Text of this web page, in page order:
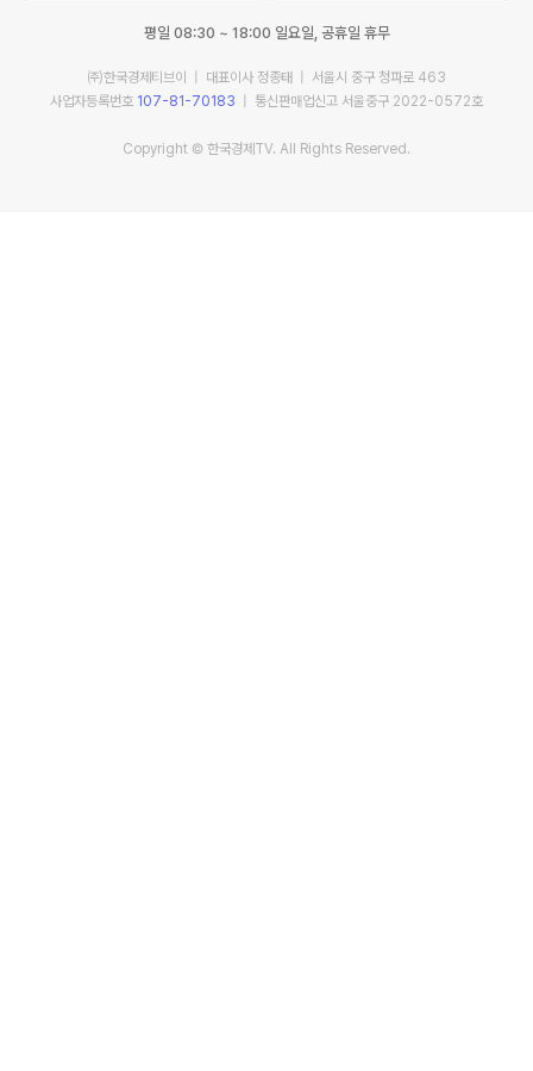
평일 08:30 ~ 18:00 일요일, 공휴일 휴무
㈜한국경제티브이 | 대표이사 정종태 | 서울시 중구 청파로 463
사업자등록번호 107-81-70183 | 통신판매업신고 서울중구 2022-0572호
Copyright © 한국경제TV. All Rights Reserved.